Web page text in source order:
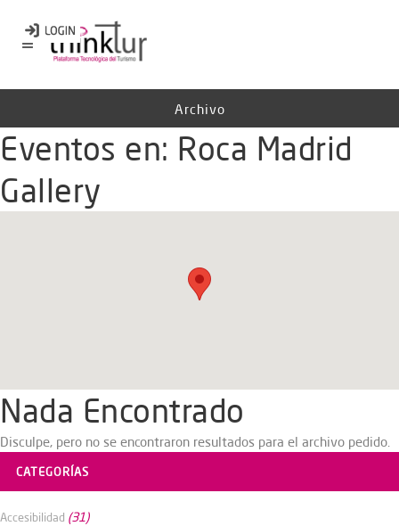
Archivo
Eventos en: Roca Madrid
Gallery
Nada Encontrado
Disculpe, pero no se encontraron resultados para el archivo pedido.
CATEGORÍAS
Accesibilidad (31)